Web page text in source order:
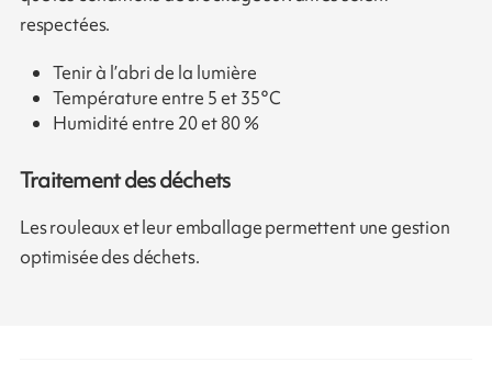
respectées.
Tenir à l’abri de la lumière
Température entre 5 et 35°C
Humidité entre 20 et 80 %
Traitement des déchets
Les rouleaux et leur emballage permettent une gestion
optimisée des déchets.